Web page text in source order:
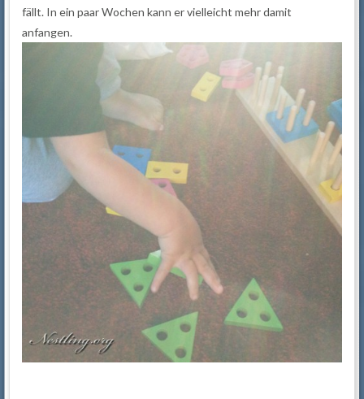
fällt. In ein paar Wochen kann er vielleicht mehr damit
anfangen.